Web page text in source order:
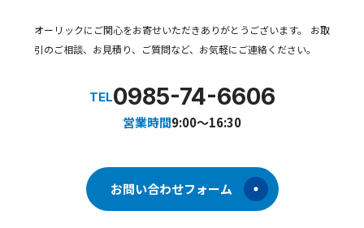
オーリックにご関心をお寄せいただきありがとうございます。
お取
引のご相談、お見積り、ご質問など、お気軽にご連絡ください。
TEL0985-74-6606
営業時間9:00～16:30
お問い合わせフォーム